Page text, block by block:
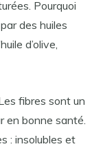
Pourquoi
des huiles
d’olive,
fibres sont un
en bonne santé.
: insolubles et